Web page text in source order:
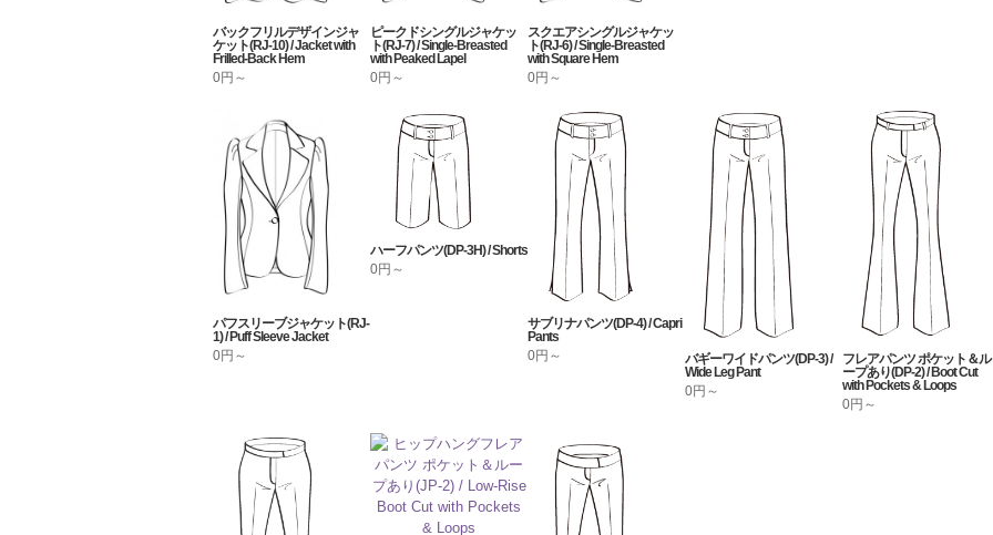
バックフリルデザインジャ
ケット(RJ-10) / Jacket with
Frilled-Back Hem
0円～
ピークドシングルジャケッ
ト(RJ-7) / Single-Breasted
with Peaked Lapel
0円～
スクエアシングルジャケッ
ト(RJ-6) / Single-Breasted
with Square Hem
0円～
パフスリーブジャケット(RJ-
1) / Puff Sleeve Jacket
0円～
ハーフパンツ(DP-3H) / Shorts
0円～
サブリナパンツ(DP-4) / Capri
Pants
0円～
バギーワイドパンツ(DP-3) /
Wide Leg Pant
0円～
フレアパンツ ポケット＆ル
ープあり(DP-2) / Boot Cut
with Pockets & Loops
0円～